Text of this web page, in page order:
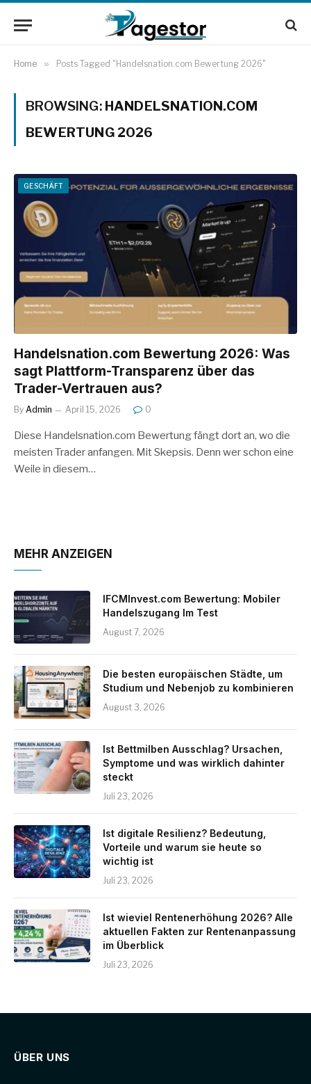
Home » Posts Tagged "Handelsnation.com Bewertung 2026"
BROWSING: HANDELSNATION.COM
BEWERTUNG 2026
GESCHÄFT
Handelsnation.com Bewertung 2026: Was
sagt Plattform-Transparenz über das
Trader-Vertrauen aus?
By Admin April 15, 2026 0
Diese Handelsnation.com Bewertung fängt dort an, wo die
meisten Trader anfangen. Mit Skepsis. Denn wer schon eine
Weile in diesem…
MEHR ANZEIGEN
IFCMInvest.com Bewertung: Mobiler
Handelszugang Im Test
August 7, 2026
Die besten europäischen Städte, um
Studium und Nebenjob zu kombinieren
August 3, 2026
Ist Bettmilben Ausschlag? Ursachen,
Symptome und was wirklich dahinter
steckt
Juli 23, 2026
Ist digitale Resilienz? Bedeutung,
Vorteile und warum sie heute so
wichtig ist
Juli 23, 2026
Ist wieviel Rentenerhöhung 2026? Alle
aktuellen Fakten zur Rentenanpassung
im Überblick
Juli 23, 2026
ÜBER UNS